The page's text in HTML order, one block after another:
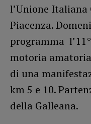
l’Unione
Piacenza.
programma
motoria
di una
km 5 e 10.
della Galleana.